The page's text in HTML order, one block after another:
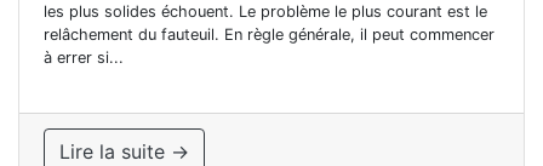
les plus solides échouent. Le problème le plus courant est le
relâchement du fauteuil. En règle générale, il peut commencer
à errer si...
Lire la suite →